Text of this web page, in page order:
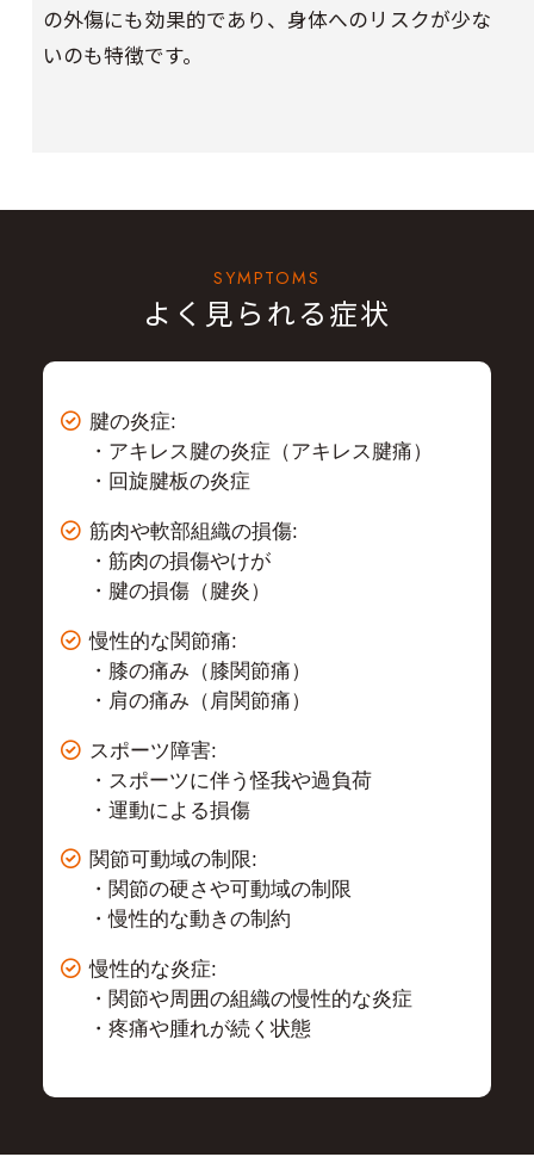
の外傷にも効果的であり、身体へのリスクが少な
いのも特徴です。
SYMPTOMS
よく見られる症状
腱の炎症:
・アキレス腱の炎症（アキレス腱痛）
・回旋腱板の炎症
筋肉や軟部組織の損傷:
・筋肉の損傷やけが
・腱の損傷（腱炎）
慢性的な関節痛:
・膝の痛み（膝関節痛）
・肩の痛み（肩関節痛）
スポーツ障害:
・スポーツに伴う怪我や過負荷
・運動による損傷
関節可動域の制限:
・関節の硬さや可動域の制限
・慢性的な動きの制約
慢性的な炎症:
・関節や周囲の組織の慢性的な炎症
・疼痛や腫れが続く状態